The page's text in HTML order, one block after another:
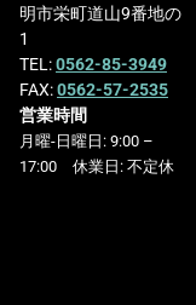
明市栄町道山9番地の
1
TEL:0562-85-3949
FAX:0562-57-2535
営業時間
月曜-日曜日: 9:00 –
17:00 休業日: 不定休